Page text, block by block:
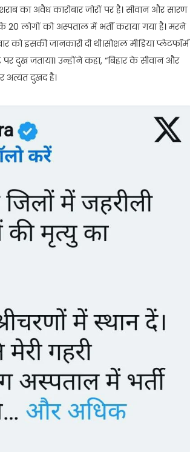
का अवैध कारोबार जोरों पर है। सीवान और सारण
लोगों को अस्पताल में भर्ती कराया गया है। मरने
इसकी जानकारी दी थी।सोशल मीडिया प्लेटफॉर्म
पर दुख जताया। उन्होंने कहा, “बिहार के सीवान और
अत्यंत दुखद है।